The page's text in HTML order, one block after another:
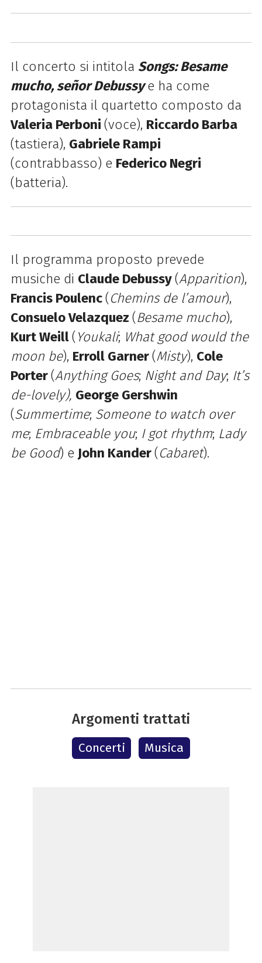
Il concerto si intitola Songs:Besame
mucho, señor Debussye ha come
protagonista il quartetto composto da
Valeria Perboni (voce), Riccardo Barba
(tastiera), Gabriele Rampi
(contrabbasso) e Federico Negri
(batteria).
Il programma proposto prevede
musiche di Claude Debussy(Apparition),
Francis Poulenc(Chemins de l’amour),
Consuelo Velazquez (Besame mucho),
Kurt Weill( Youkali; What good would the
moon be), Erroll Garner(Misty), Cole
Porter(Anything Goes; Night and Day; It’s
de-lovely), George Gershwin
(Summertime; Someone to watch over
me; Embraceable you; I got rhythm; Lady
be Good) e John Kander(Cabaret).
Argomenti trattati
Concerti Musica